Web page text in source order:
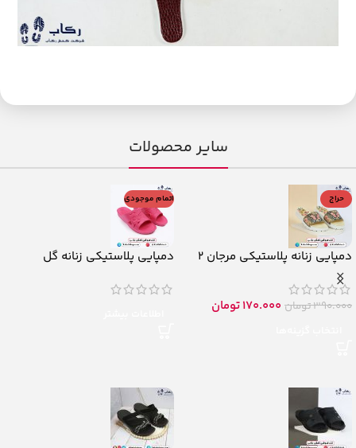
سایر محصولات
حراج
دمپایی زنانه پلاستیکی مرجان 2
390.000تومان 170.000تومان
اتمام موجودی
دمپایی پلاستیکی زنانه گل